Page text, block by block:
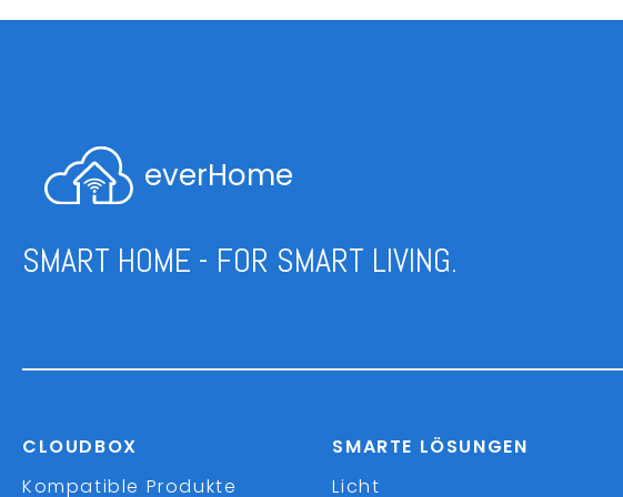
everHome
SMART HOME - FOR SMART LIVING.
CLOUDBOX
Kompatible Produkte
SMARTE LÖSUNGEN
Licht